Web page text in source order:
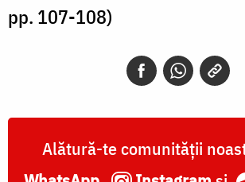
pp. 107-108)
Alătură-te comunității